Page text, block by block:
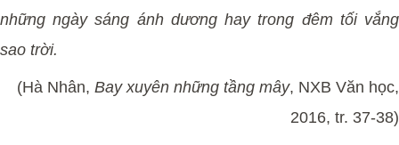
những ngày sáng ánh dương hay trong đêm tối vắng
sao trời.
(Hà Nhân, Bay xuyên những tầng mây, NXB Văn học,
2016, tr. 37-38)